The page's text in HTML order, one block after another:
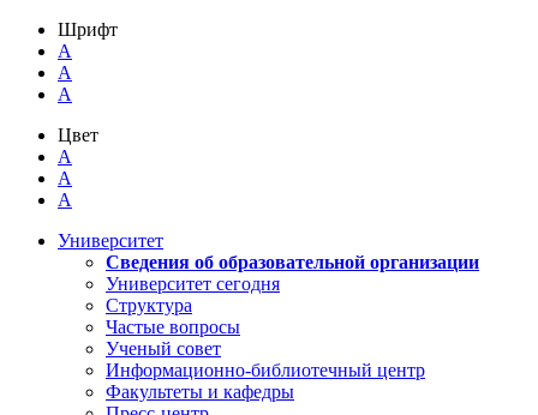
Шрифт
A
A
A
Цвет
A
A
A
Университет
Сведения об образовательной организации
Университет сегодня
Структура
Частые вопросы
Ученый совет
Информационно-библиотечный центр
Факультеты и кафедры